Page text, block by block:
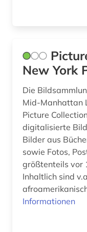
gender (1)
New York
Die
Mid-Manhattan
Picture
digitalisierte
Bilder aus Büchern,
sowie Fotos,
größtenteils vor
Inhaltlich sind
Informationen